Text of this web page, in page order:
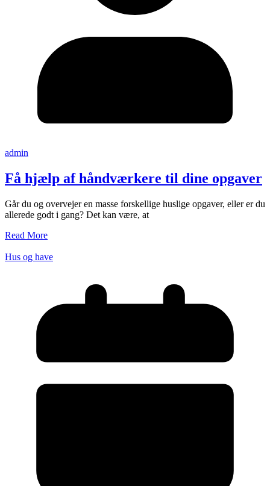
admin
Få hjælp af håndværkere til dine opgaver
Går du og overvejer en masse forskellige huslige opgaver, eller er du
allerede godt i gang? Det kan være, at
Read More
Hus og have